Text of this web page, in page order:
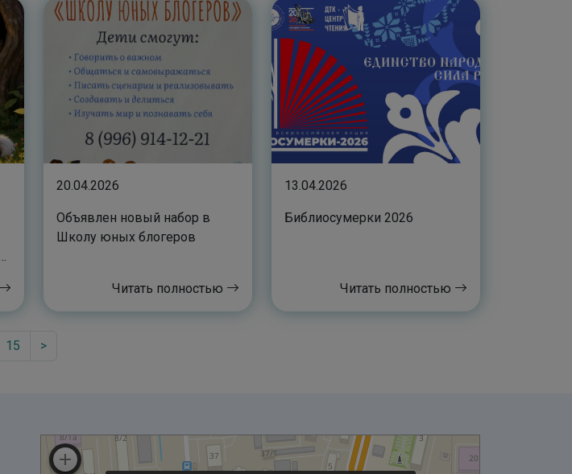
20.04.2026
Объявлен новый набор в
Школу юных блогеров
Читать полностью
13.04.2026
Библиосумерки 2026
Читать полностью
15 >